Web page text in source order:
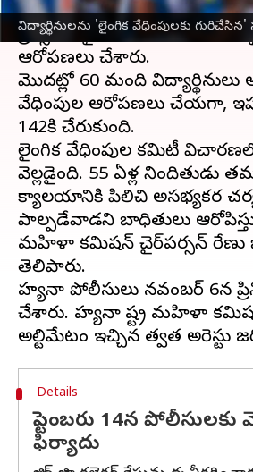
విద్యార్థినులను 'లైంగిక వేధింపులకు గురిచేసిన'
హర్యానాలోని జింద్ జిల్లాలోని ఓ
ప్రిన్సిపాల్‌పై 142 మంది బాలికలు
ఆరోపణలు చేశారు.
మొదట్లో 60 మంది విద్యార్థినులు
వేధింపుల ఆరోపణలు చేయగా,
142కి చేరుకుంది.
లైంగిక వేధింపుల కమిటీ
వెల్లడైంది. 55 ఏళ్ల నిందితుడు
కార్యాలయానికి పిలిచి అసభ్యకర
పాల్పడేవాడని బాధితులు
మహిళా కమిషన్ చైర్‌పర్సన్
తెలిపారు.
హర్యానా పోలీసులు నవంబర్ 6న
చేశారు. హర్యానా రాష్ట్ర మహిళా
Details
సెప్టెంబరు 14న
ఫిర్యాదు